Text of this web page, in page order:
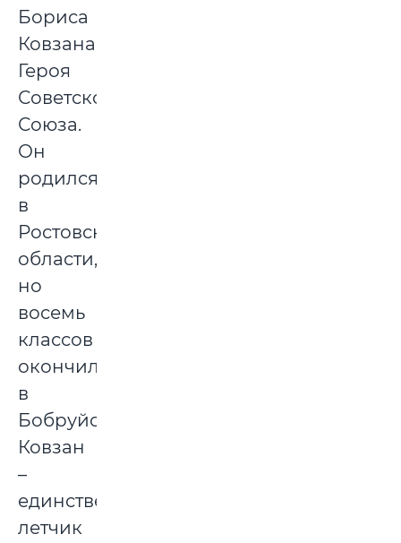
Бориса
Ковзана,
Героя
Советского
Союза.
Он
родился
в
Ростовской
области,
но
восемь
классов
окончил
в
Бобруйске.
Ковзан
–
единственный
летчик